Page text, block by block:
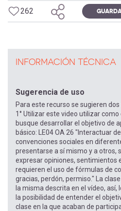
262
INFORMACIÓN TÉCNICA
Sugerencia de uso
Para este recurso se sugieren
1° Utilizar este video utilizar
busque desarrollar el objetivo de
básico: LE04 OA 26 "Interactuar
convenciones sociales en
presentarse a sí mismo y a otros,
expresar opiniones, sentimientos
requieren el uso de fórmulas de
gracias, perdón, permiso." La
la misma descrita en el vídeo,
la posibilidad de entender el
clase en la que acaban de